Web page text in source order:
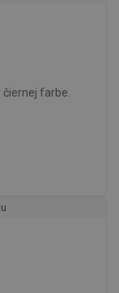
čiernej farbe.